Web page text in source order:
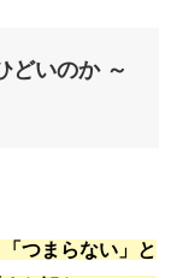
どいのか ～
つまらない」 と